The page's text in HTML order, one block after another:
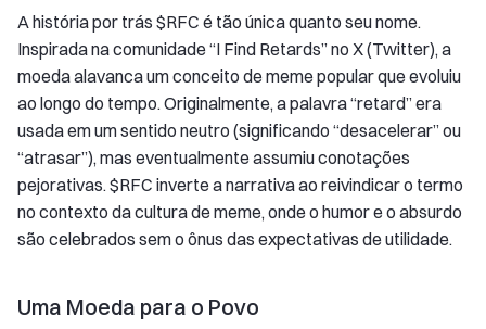
A história por trás $RFC é tão única quanto seu nome.
Inspirada na comunidade “I Find Retards” no X (Twitter), a
moeda alavanca um conceito de meme popular que evoluiu
ao longo do tempo. Originalmente, a palavra “retard” era
usada em um sentido neutro (significando “desacelerar” ou
“atrasar”), mas eventualmente assumiu conotações
pejorativas. $RFC inverte a narrativa ao reivindicar o termo
no contexto da cultura de meme, onde o humor e o absurdo
são celebrados sem o ônus das expectativas de utilidade.
Uma Moeda para o Povo